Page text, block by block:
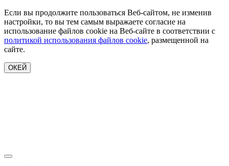
Если вы продолжите пользоваться Веб-сайтом, не изменив
настройки, то вы тем самым выражаете согласие на
использование файлов cookie на Веб-сайте в соответствии с
политикой использования файлов cookie, размещенной на
сайте.
ОКЕЙ